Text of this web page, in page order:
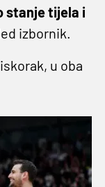
stanje tijela i
izbornik.
u oba